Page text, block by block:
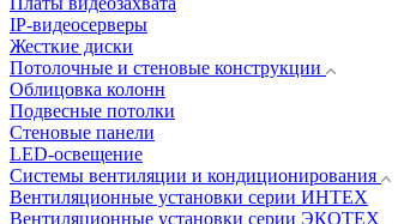
IP-видеосерверы
Жесткие диски
Потолочные и стеновые конструкции
Облицовка колонн
Подвесные потолки
Стеновые панели
LED-освещение
Системы вентиляции и кондиционирования
Вентиляционные установки серии ИНТЕХ
Вентиляционные установки серии ЭКОТЕХ